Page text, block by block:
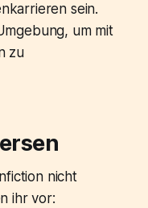
sein.
um mit
zu
nicht
ihr vor: